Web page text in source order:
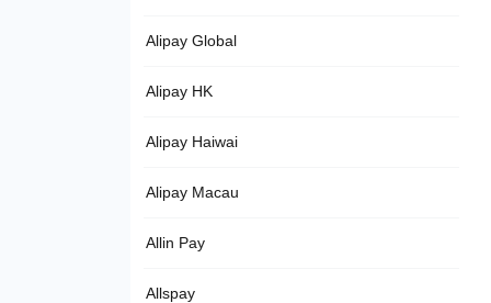
Alipay Global
Alipay HK
Alipay Haiwai
Alipay Macau
Allin Pay
Allspay